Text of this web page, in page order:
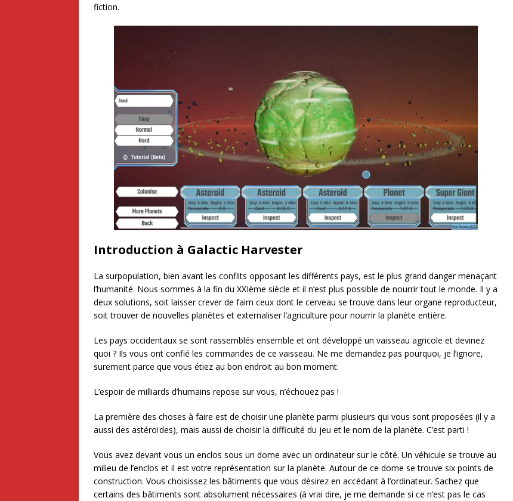
fiction.
Introduction à Galactic Harvester
La surpopulation, bien avant les conflits opposant les différents pays, est le plus grand danger menaçant
l’humanité. Nous sommes à la fin du XXIème siècle et il n’est plus possible de nourrir tout le monde. Il y a
deux solutions, soit laisser crever de faim ceux dont le cerveau se trouve dans leur organe reproducteur,
soit trouver de nouvelles planètes et externaliser l’agriculture pour nourrir la planète entière.
Les pays occidentaux se sont rassemblés ensemble et ont développé un vaisseau agricole et devinez
quoi ? Ils vous ont confié les commandes de ce vaisseau. Ne me demandez pas pourquoi, je l’ignore,
surement parce que vous étiez au bon endroit au bon moment.
L’espoir de milliards d’humains repose sur vous, n’échouez pas !
La première des choses à faire est de choisir une planète parmi plusieurs qui vous sont proposées (il y a
aussi des astéroïdes), mais aussi de choisir la difficulté du jeu et le nom de la planète. C’est parti !
Vous avez devant vous un enclos sous un dome avec un ordinateur sur le côté. Un véhicule se trouve au
milieu de l’enclos et il est votre représentation sur la planète. Autour de ce dome se trouve six points de
construction. Vous choisissez les bâtiments que vous désirez en accédant à l’ordinateur. Sachez que
certains des bâtiments sont absolument nécessaires (à vrai dire, je me demande si ce n’est pas le cas